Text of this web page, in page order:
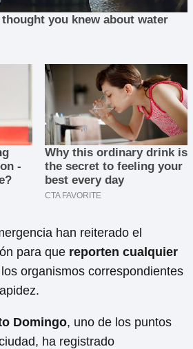
han reiterado el
para que reporten cualquier
organismos correspondientes
Domingo, uno de los puntos
ha registrado